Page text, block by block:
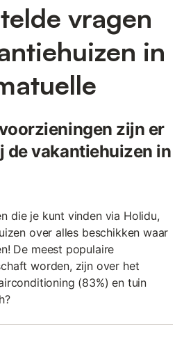
vragen
in
zijn er
de vakantiehuizen in
die je kunt vinden via Holidu,
over alles beschikken waar
De meest populaire
worden, zijn over het
(83%) en tuin